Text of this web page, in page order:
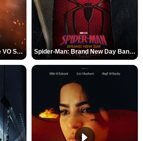
L'Odyssée Bande-annonce VO STFR Spider-Man: Brand New Day Bande-annonce VO STFR